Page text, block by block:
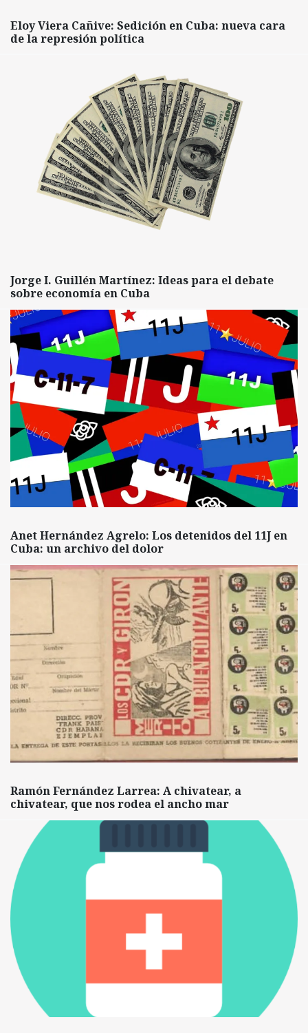
Eloy Viera Cañive: Sedición en Cuba: nueva cara
de la represión política
Jorge I. Guillén Martínez: Ideas para el debate
sobre economía en Cuba
Anet Hernández Agrelo: Los detenidos del 11J en
Cuba: un archivo del dolor
Ramón Fernández Larrea: A chivatear, a
chivatear, que nos rodea el ancho mar